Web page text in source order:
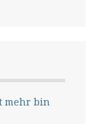
mehr bin